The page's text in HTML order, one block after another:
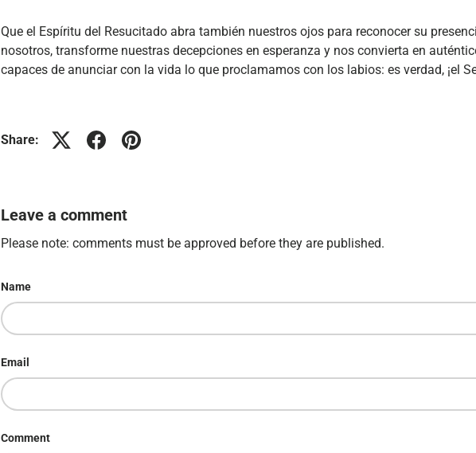
Que el Espíritu del Resucitado abra también nuestros ojos para reconocer su
nosotros, transforme nuestras decepciones en esperanza y nos convierta en
capaces de anunciar con la vida lo que proclamamos con los labios: es verdad, ¡el
Share:
Leave a comment
Please note: comments must be approved before they are published.
Name
Email
Comment